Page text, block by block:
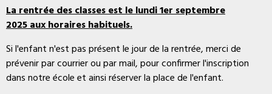
La rentrée des classes est lelundi 1er septembre
2025 aux horaires habituels.
Si l'enfant n'est pas présent le jour de la rentrée,merci de
prévenir par courrier ou par mail, pour confirmer l'inscription
dans notre école et ainsi réserver la place de l'enfant.